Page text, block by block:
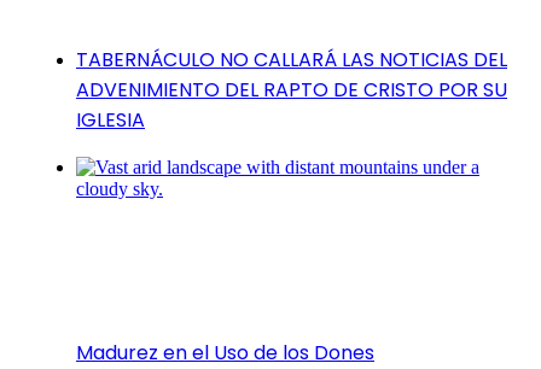
TABERNÁCULO NO CALLARÁ LAS NOTICIAS DEL
ADVENIMIENTO DEL RAPTO DE CRISTO POR SU
IGLESIA
Madurez en el Uso de los Dones